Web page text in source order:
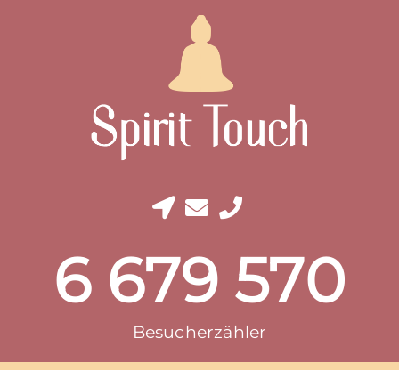
Besucherzähler
6 679 570